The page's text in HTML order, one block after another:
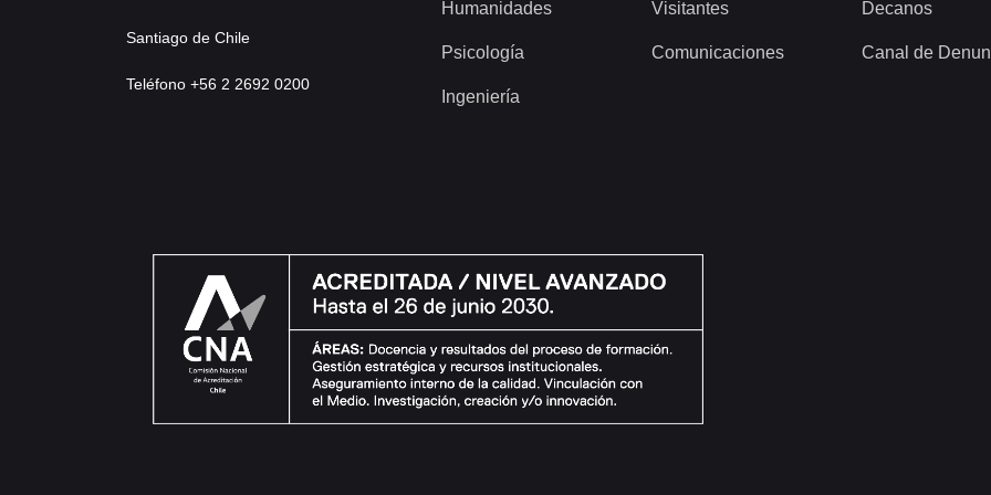
Santiago de Chile
Teléfono +56 2 2692 0200
Humanidades
Psicología
Ingeniería
Visitantes
Comunicaciones
Decanos
Canal de